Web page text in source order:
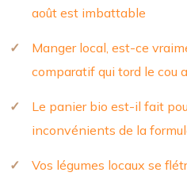
août est imbattable
Manger local, est-ce
comparatif qui tord le cou
Le panier bio est-il fait
inconvénients de la
Vos légumes locaux se